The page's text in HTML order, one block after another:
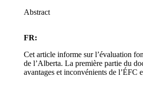
Abstract
FR:
Cet article informe sur l’évaluation
de l’Alberta. La première partie du
avantages et inconvénients de l’ÉFC